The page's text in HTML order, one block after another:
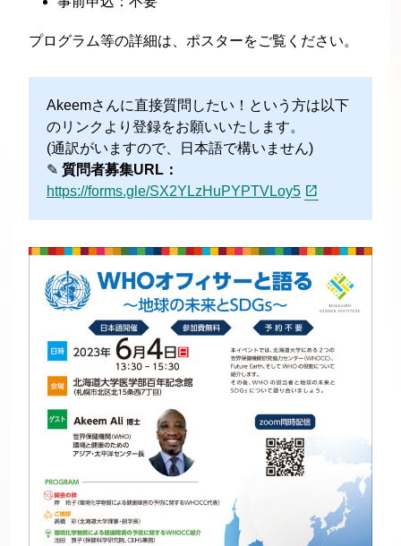
プログラム等の詳細は、ポスターをご覧ください。
Akeemさんに直接質問したい！という方は以下
のリンクより登録をお願いいたします。
(通訳がいますので、日本語で構いません)
✎ 質問者募集URL：
https://forms.gle/SX2YLzHuPYPTVLoy5